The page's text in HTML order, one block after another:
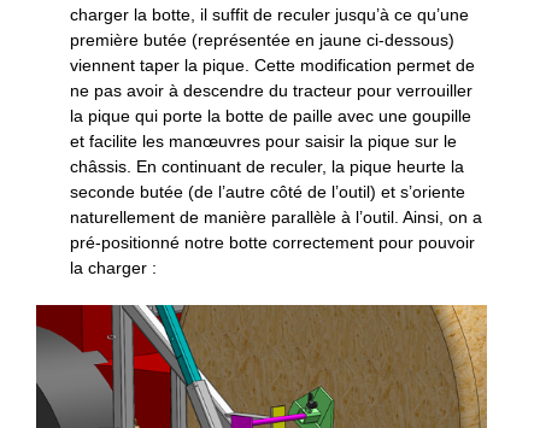
charger la botte, il suffit de reculer jusqu’à ce qu’une
première butée (représentée en jaune ci-dessous)
viennent taper la pique. Cette modification permet de
ne pas avoir à descendre du tracteur pour verrouiller
la pique qui porte la botte de paille avec une goupille
et facilite les manœuvres pour saisir la pique sur le
châssis. En continuant de reculer, la pique heurte la
seconde butée (de l’autre côté de l’outil) et s’oriente
naturellement de manière parallèle à l’outil. Ainsi, on a
pré-positionné notre botte correctement pour pouvoir
la charger :